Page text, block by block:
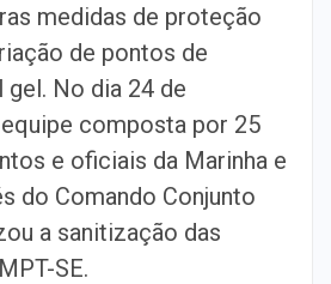
medidas de proteção
de pontos de
No dia 24 de
composta por 25
e oficiais da Marinha e
do Comando Conjunto
a sanitização das
SE.